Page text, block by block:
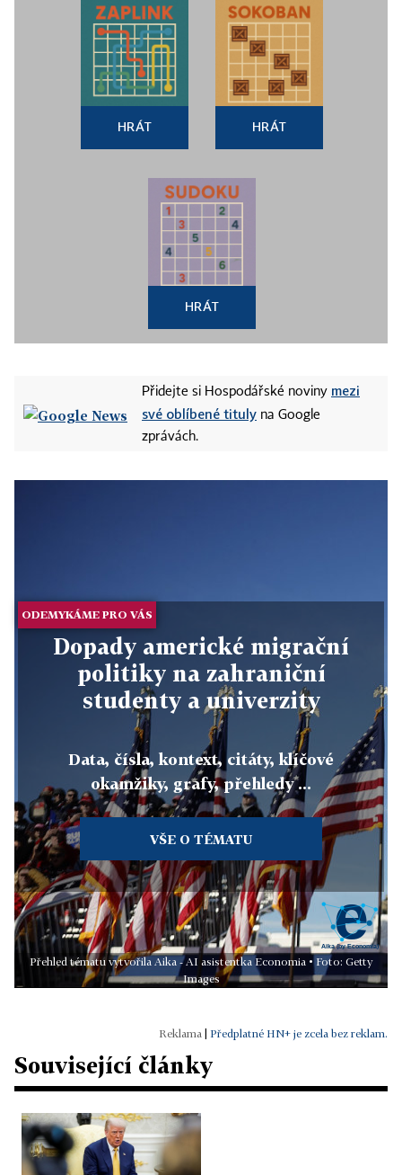
HRÁT HRÁT
HRÁT
Přidejte si Hospodářské noviny mezi
své oblíbené tituly na Google
zprávách.
ODEMYKÁME PRO VÁS
Dopady americké migrační
politiky na zahraniční
studenty a univerzity
Data, čísla, kontext, citáty, klíčové
okamžiky, grafy, přehledy ...
VŠE O TÉMATU
Přehled tématu vytvořila Aika - AI asistentka Economia • Foto: Getty
Images
Předplatné HN+ je zcela bez reklam.
Související články